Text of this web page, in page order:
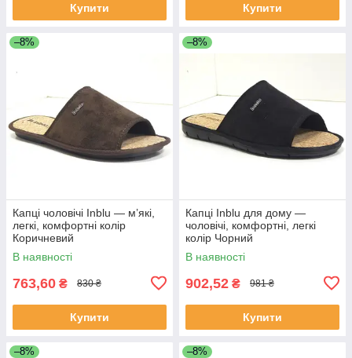
Купити Купити
–8%
Капці чоловічі Inblu — м’які,
легкі, комфортні колір
Коричневий
В наявності
763,60 ₴ 830 ₴
Купити
–8%
Капці Inblu для дому —
чоловічі, комфортні, легкі
колір Чорний
В наявності
902,52 ₴ 981 ₴
Купити
–8% –8%